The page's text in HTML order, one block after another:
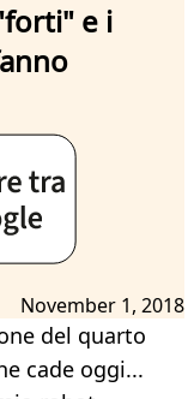
e i
November 1, 2018
del quarto
cade oggi...